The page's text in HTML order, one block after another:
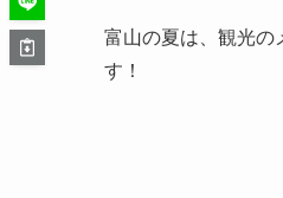
富山の夏は、観光の
す！